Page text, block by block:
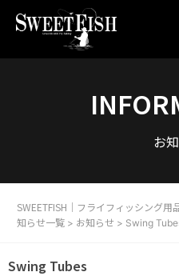
お
SWEETFISH｜フライフィッシング
知らせ一覧 > お知らせ > Swing
Swing Tubes